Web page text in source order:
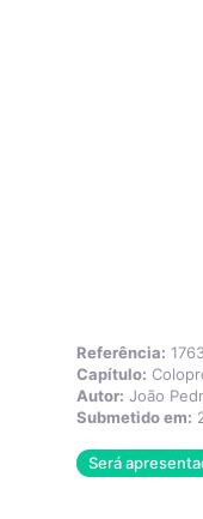
Referência:
Capítulo:
Autor: João
Submetido em:
Será